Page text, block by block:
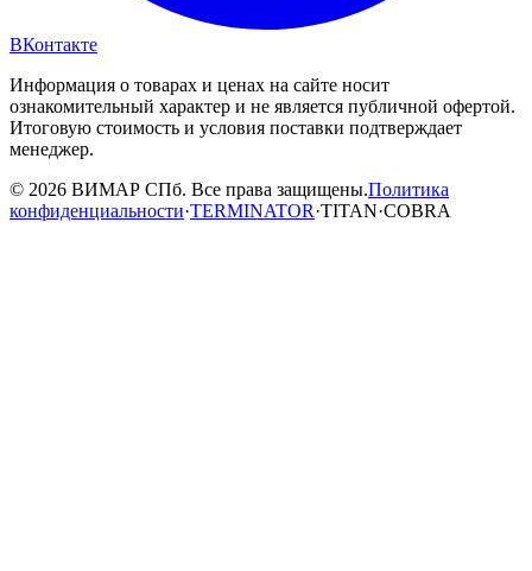
ВКонтакте
Информация о товарах и ценах на сайте носит
ознакомительный характер и не является публичной офертой.
Итоговую стоимость и условия поставки подтверждает
менеджер.
© 2026 ВИМАР СПб. Все права защищены.Политика
конфиденциальности·TERMINATOR·TITAN·COBRA